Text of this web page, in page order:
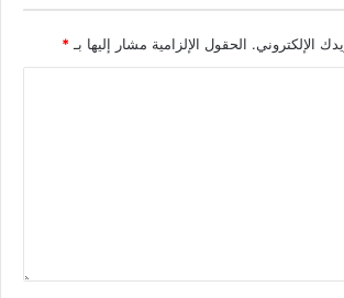
الإلكتروني. الحقول الإلزامية مشار إليها بـ *